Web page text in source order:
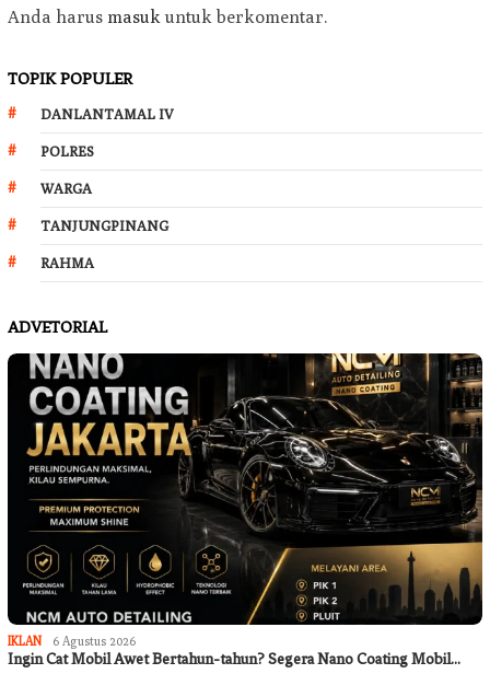
Anda harus masuk untuk berkomentar.
TOPIK POPULER
DANLANTAMAL IV
POLRES
WARGA
TANJUNGPINANG
RAHMA
ADVETORIAL
IKLAN 6 Agustus 2026
Ingin Cat Mobil Awet Bertahun-tahun? Segera Nano Coating Mobil…